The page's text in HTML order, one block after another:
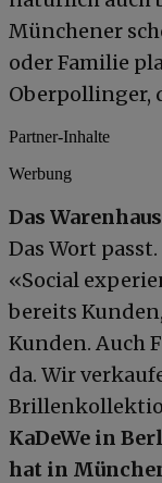
Münchener
oder Familie
Oberpollinger,
Partner-Inhalte
Werbung
Das
Das Wort
«Social
bereits
Kunden. Auch
da. Wir
KaDeWe in
hat in